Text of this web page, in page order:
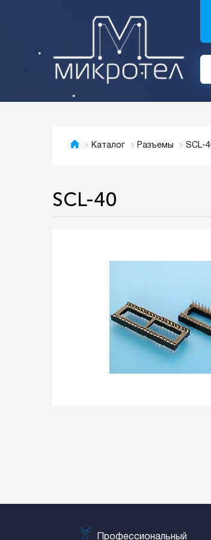
Каталог Разъемы SCL-
SCL-40
Профессиональный